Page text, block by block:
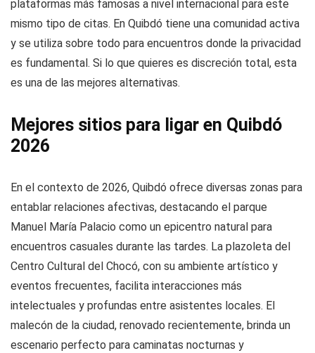
plataformas más famosas a nivel internacional para este
mismo tipo de citas. En Quibdó tiene una comunidad activa
y se utiliza sobre todo para encuentros donde la privacidad
es fundamental. Si lo que quieres es discreción total, esta
es una de las mejores alternativas.
Mejores sitios para ligar en Quibdó
2026
En el contexto de 2026, Quibdó ofrece diversas zonas para
entablar relaciones afectivas, destacando el parque
Manuel María Palacio como un epicentro natural para
encuentros casuales durante las tardes. La plazoleta del
Centro Cultural del Chocó, con su ambiente artístico y
eventos frecuentes, facilita interacciones más
intelectuales y profundas entre asistentes locales. El
malecón de la ciudad, renovado recientemente, brinda un
escenario perfecto para caminatas nocturnas y